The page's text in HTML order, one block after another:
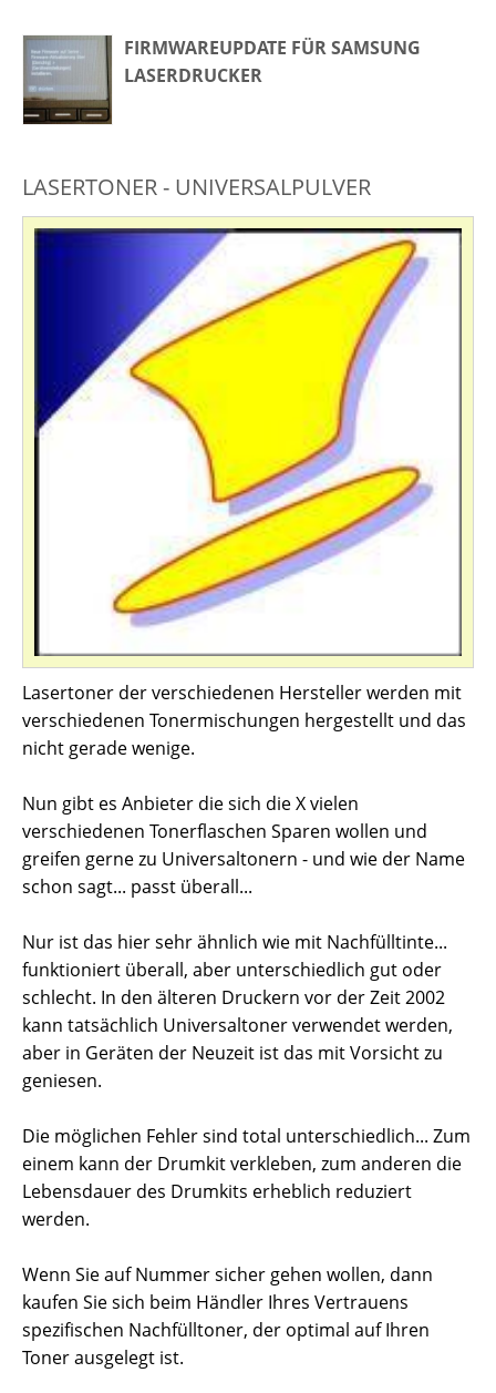
FIRMWAREUPDATE FÜR SAMSUNG
LASERDRUCKER
LASERTONER - UNIVERSALPULVER
Lasertoner der verschiedenen Hersteller werden mit
verschiedenen Tonermischungen hergestellt und das
nicht gerade wenige.
Nun gibt es Anbieter die sich die X vielen
verschiedenen Tonerflaschen Sparen wollen und
greifen gerne zu Universaltonern - und wie der Name
schon sagt... passt überall...
Nur ist das hier sehr ähnlich wie mit Nachfülltinte...
funktioniert überall, aber unterschiedlich gut oder
schlecht. In den älteren Druckern vor der Zeit 2002
kann tatsächlich Universaltoner verwendet werden,
aber in Geräten der Neuzeit ist das mit Vorsicht zu
geniesen.
Die möglichen Fehler sind total unterschiedlich... Zum
einem kann der Drumkit verkleben, zum anderen die
Lebensdauer des Drumkits erheblich reduziert
werden.
Wenn Sie auf Nummer sicher gehen wollen, dann
kaufen Sie sich beim Händler Ihres Vertrauens
spezifischen Nachfülltoner, der optimal auf Ihren
Toner ausgelegt ist.